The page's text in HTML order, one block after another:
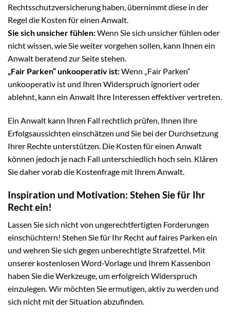
Rechtsschutzversicherung haben, übernimmt diese in der
Regel die Kosten für einen Anwalt.
Sie sich unsicher fühlen:Wenn Sie sich unsicher fühlen oder
nicht wissen, wie Sie weiter vorgehen sollen, kann Ihnen ein
Anwalt beratend zur Seite stehen.
„Fair Parken“ unkooperativ ist:Wenn „Fair Parken“
unkooperativ ist und Ihren Widerspruch ignoriert oder
ablehnt, kann ein Anwalt Ihre Interessen effektiver vertreten.
Ein Anwalt kann Ihren Fall rechtlich prüfen, Ihnen Ihre
Erfolgsaussichten einschätzen und Sie bei der Durchsetzung
Ihrer Rechte unterstützen. Die Kosten für einen Anwalt
können jedoch je nach Fall unterschiedlich hoch sein. Klären
Sie daher vorab die Kostenfrage mit Ihrem Anwalt.
Inspiration und Motivation: Stehen Sie für Ihr
Recht ein!
Lassen Sie sich nicht von ungerechtfertigten Forderungen
einschüchtern! Stehen Sie für Ihr Recht auf faires Parken ein
und wehren Sie sich gegen unberechtigte Strafzettel. Mit
unserer kostenlosen Word-Vorlage und Ihrem Kassenbon
haben Sie die Werkzeuge, um erfolgreich Widerspruch
einzulegen. Wir möchten Sie ermutigen, aktiv zu werden und
sich nicht mit der Situation abzufinden.